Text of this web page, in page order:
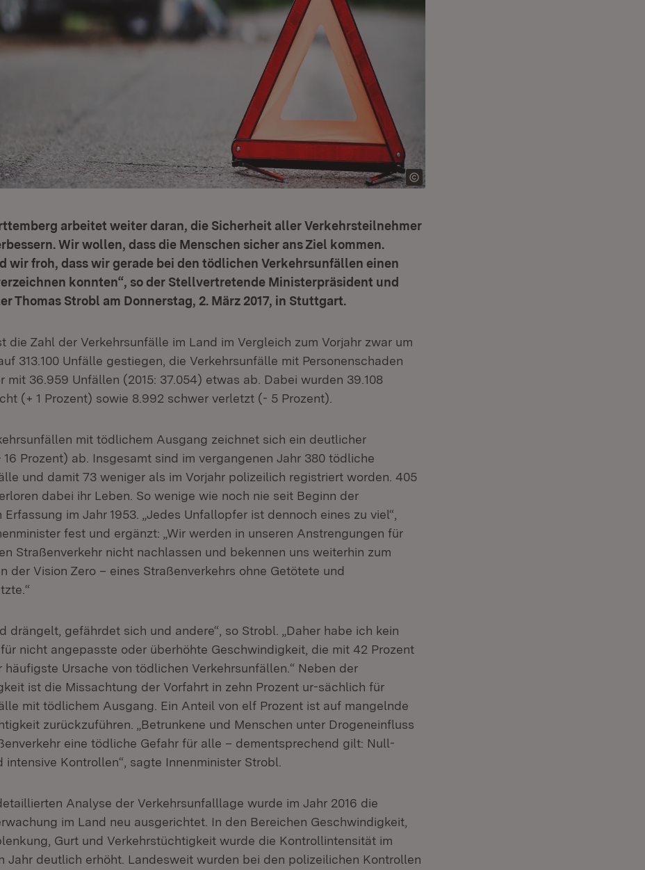
arbeitet weiter daran, die Sicherheit aller Verkehrsteilnehmer
Wir wollen, dass die Menschen sicher ans Ziel kommen.
wir froh, dass wir gerade bei den tödlichen Verkehrsunfällen einen
konnten“, so der Stellvertretende Ministerpräsident und
Thomas Strobl am Donnerstag, 2. März 2017, in Stuttgart.
die Zahl der Verkehrsunfälle im Land im Vergleich zum Vorjahr zwar um
313.100 Unfälle gestiegen, die Verkehrsunfälle mit Personenschaden
mit 36.959 Unfällen (2015: 37.054) etwas ab. Dabei wurden 39.108
(+ 1 Prozent) sowie 8.992 schwer verletzt (- 5 Prozent).
mit tödlichem Ausgang zeichnet sich ein deutlicher
Prozent) ab. Insgesamt sind im vergangenen Jahr 380 tödliche
und damit 73 weniger als im Vorjahr polizeilich registriert worden. 405
dabei ihr Leben. So wenige wie noch nie seit Beginn der
im Jahr 1953. „Jedes Unfallopfer ist dennoch eines zu viel“,
fest und ergänzt: „Wir werden in unseren Anstrengungen für
Straßenverkehr nicht nachlassen und bekennen uns weiterhin zum
der Vision Zero – eines Straßenverkehrs ohne Getötete und
drängelt, gefährdet sich und andere“, so Strobl. „Daher habe ich kein
nicht angepasste oder überhöhte Geschwindigkeit, die mit 42 Prozent
häufigste Ursache von tödlichen Verkehrsunfällen.“ Neben der
ist die Missachtung der Vorfahrt in zehn Prozent ur-sächlich für
mit tödlichem Ausgang. Ein Anteil von elf Prozent ist auf mangelnde
zurückzuführen. „Betrunkene und Menschen unter Drogeneinfluss
eine tödliche Gefahr für alle – dementsprechend gilt: Null-
intensive Kontrollen“, sagte Innenminister Strobl.
Analyse der Verkehrsunfalllage wurde im Jahr 2016 die
im Land neu ausgerichtet. In den Bereichen Geschwindigkeit,
Gurt und Verkehrstüchtigkeit wurde die Kontrollintensität im
Jahr deutlich erhöht. Landesweit wurden bei den polizeilichen Kontrollen